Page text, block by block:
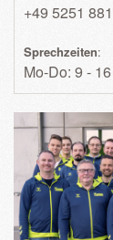
+49 5251
Sprechzeiten:
Mo-Do: 9 -